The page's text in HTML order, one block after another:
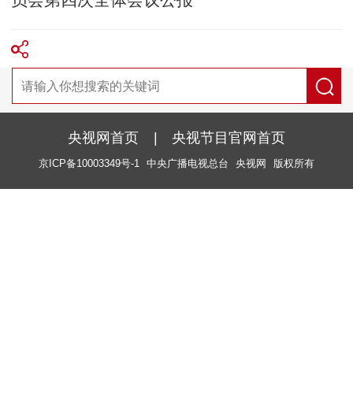
央视网首页 | 央视节目官网首页
京ICP备10003349号-1 中央广播电视总台 央视网 版权所有